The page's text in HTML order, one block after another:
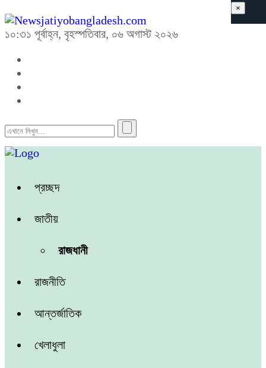
১০:৩১ পূর্বাহ্ন, বৃহস্পতিবার, ০৬ অগাস্ট ২০২৬
প্রচ্ছদ
জাতীয়
রাজধানী
রাজনীতি
আন্তর্জাতিক
খেলাধুলা
×